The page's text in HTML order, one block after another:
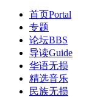
首页Portal
专题
论坛BBS
导读Guide
华语无损
精选音乐
民族无损